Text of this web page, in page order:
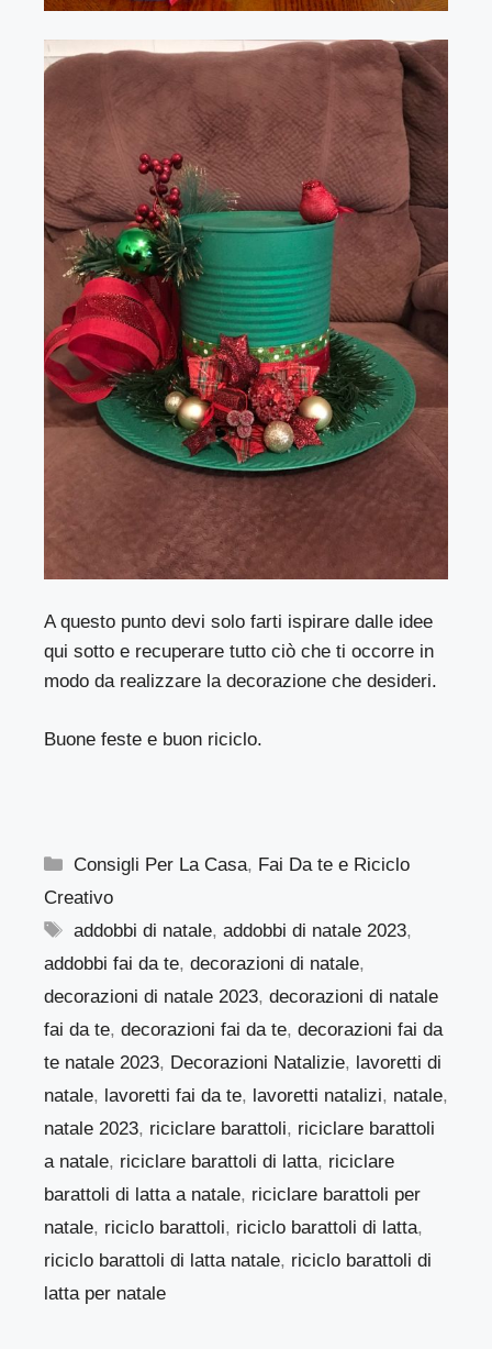
A questo punto devi solo farti ispirare dalle idee
qui sotto e recuperare tutto ciò che ti occorre in
modo da realizzare la decorazione che desideri.
Buone feste e buon riciclo.
Categorie
Consigli Per La Casa, Fai Da te e Riciclo
Creativo
Tag
addobbi di natale,addobbi di natale 2023,
addobbi fai da te, decorazioni di natale,
decorazioni di natale 2023, decorazioni di natale
fai da te, decorazioni fai da te, decorazioni fai da
te natale 2023, Decorazioni Natalizie, lavoretti di
natale, lavoretti fai da te, lavoretti natalizi, natale,
natale 2023, riciclare barattoli, riciclare barattoli
a natale, riciclare barattoli di latta, riciclare
barattoli di latta a natale, riciclare barattoli per
natale, riciclo barattoli, riciclo barattoli di latta,
riciclo barattoli di latta natale, riciclo barattoli di
latta per natale